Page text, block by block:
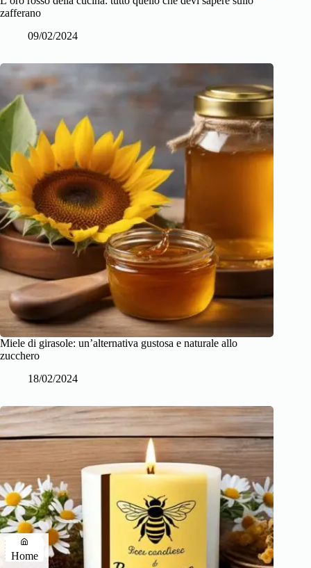
zafferano
09/02/2024
Miele di girasole: un’alternativa gustosa e naturale allo
zucchero
18/02/2024
Home